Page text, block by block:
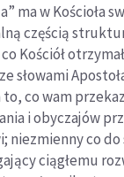
ma w Kościoła
częścią
Kościół
słowami
co wam
i obyczajów
niezmienny co
ciągłemu